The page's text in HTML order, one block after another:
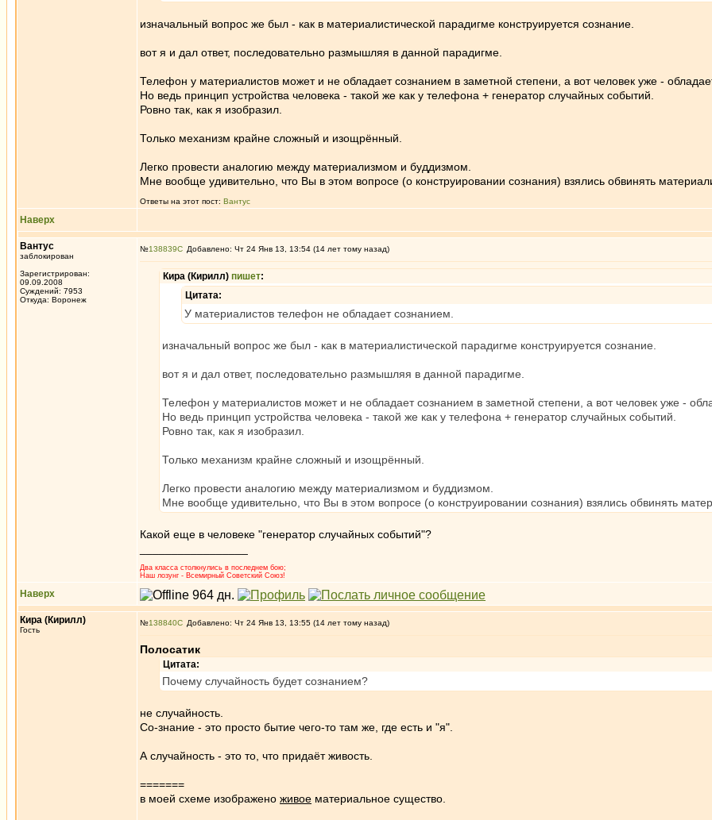
изначальный вопрос же был - как в материалистической парадигме конструируется сознание.
вот я и дал ответ, последовательно размышляя в данной парадигме.
Телефон у материалистов может и не обладает сознанием в заметной степени, а вот человек уже -
Но ведь принцип устройства человека - такой же как у телефона + генератор случайных событий.
Ровно так, как я изобразил.
Только механизм крайне сложный и изощрённый.
Легко провести аналогию между материализмом и буддизмом.
Мне вообще удивительно, что Вы в этом вопросе (о конструировании сознания) взялись обвинять
Ответы на этот пост: Вантус
Наверх
Вантус
заблокирован
Зарегистрирован:
09.09.2008
Суждений: 7953
Откуда: Воронеж
№138839 Добавлено: Чт 24 Янв 13, 13:54 (14 лет тому назад)
Кира (Кирилл) пишет:
Цитата:
У материалистов телефон не обладает сознанием.
изначальный вопрос же был - как в материалистической парадигме конструируется сознание.
вот я и дал ответ, последовательно размышляя в данной парадигме.
Телефон у материалистов может и не обладает сознанием в заметной степени, а вот человек уже -
Но ведь принцип устройства человека - такой же как у телефона + генератор случайных событий.
Ровно так, как я изобразил.
Только механизм крайне сложный и изощрённый.
Легко провести аналогию между материализмом и буддизмом.
Мне вообще удивительно, что Вы в этом вопросе (о конструировании сознания) взялись обвинять
Какой еще в человеке "генератор случайных событий"?
Два класса столкнулись в последнем бою;
Наш лозунг - Всемирный Советский Союз!
Наверх
Кира (Кирилл)
Гость
№138840 Добавлено: Чт 24 Янв 13, 13:55 (14 лет тому назад)
Полосатик
Цитата:
Почему случайность будет сознанием?
не случайность.
Со-знание - это просто бытие чего-то там же, где есть и "я".
А случайность - это то, что придаёт живость.
=======
в моей схеме изображено живое материальное существо.